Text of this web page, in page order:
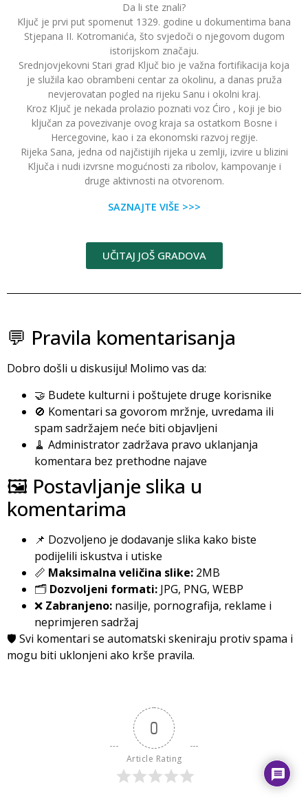
Da li ste znali?
Ključ je prvi put spomenut 1329. godine u dokumentima bana
Stjepana II. Kotromanića, što svjedoči o njegovom dugom
istorijskom značaju.
Srednjovjekovni Stari grad Ključ bio je važna fortifikacija koja
je služila kao obrambeni centar za okolinu, a danas pruža
nevjerovatan pogled na rijeku Sanu i okolni kraj.
Kroz Ključ je nekada prolazio poznati voz Ćiro , koji je bio
ključan za povezivanje ovog kraja sa ostatkom Bosne i
Hercegovine, kao i za ekonomski razvoj regije.
Rijeka Sana, jedna od najčistijih rijeka u zemlji, izvire u blizini
Ključa i nudi izvrsne mogućnosti za ribolov, kampovanje i
druge aktivnosti na otvorenom.
SAZNAJTE VIŠE >>>
UČITAJ JOŠ GRADOVA
💬 Pravila komentarisanja
Dobro došli u diskusiju! Molimo vas da:
🤝 Budete kulturni i poštujete druge korisnike
🚫 Komentari sa govorom mržnje, uvredama ili
spam sadržajem neće biti objavljeni
🧹 Administrator zadržava pravo uklanjanja
komentara bez prethodne najave
🖼️ Postavljanje slika u
komentarima
📌 Dozvoljeno je dodavanje slika kako biste
podijelili iskustva i utiske
📏 Maksimalna veličina slike: 2MB
🗂️ Dozvoljeni formati: JPG, PNG, WEBP
❌ Zabranjeno: nasilje, pornografija, reklame i
neprimjeren sadržaj
🛡️ Svi komentari se automatski skeniraju protiv spama i
mogu biti uklonjeni ako krše pravila.
0
Article Rating